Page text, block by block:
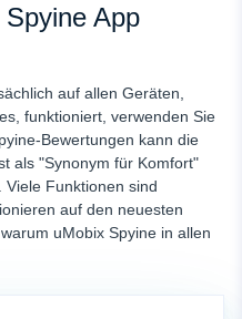
App
auf allen Geräten,
funktioniert, verwenden Sie
Bewertungen kann die
als "Synonym für Komfort"
Funktionen sind
auf den neuesten
uMobix Spyine in allen